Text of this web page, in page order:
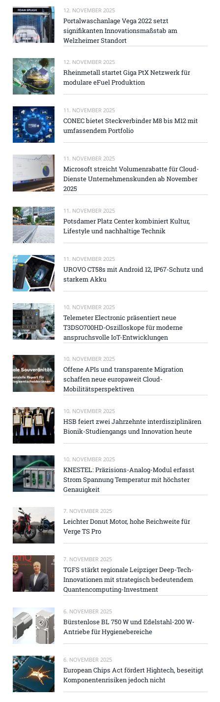
12. NOVEMBER 2025
Portalwaschanlage Vega 2022 setzt
signifikanten Innovationsmaßstab am
Welzheimer Standort
12. NOVEMBER 2025
Rheinmetall startet Giga PtX Netzwerk für
modulare eFuel Produktion
11. NOVEMBER 2025
CONEC bietet Steckverbinder M8 bis M12 mit
umfassendem Portfolio
11. NOVEMBER 2025
Microsoft streicht Volumenrabatte für Cloud-
Dienste Unternehmenskunden ab November
2025
11. NOVEMBER 2025
Potsdamer Platz Center kombiniert Kultur,
Lifestyle und nachhaltige Technik
11. NOVEMBER 2025
UROVO CT58s mit Android 12, IP67-Schutz und
starkem Akku
10. NOVEMBER 2025
Telemeter Electronic präsentiert neue
T3DSO700HD-Oszilloskope für moderne
anspruchsvolle IoT-Entwicklungen
10. NOVEMBER 2025
Offene APIs und transparente Migration
schaffen neue europaweit Cloud-
Mobilitätsperspektiven
10. NOVEMBER 2025
HSB feiert zwei Jahrzehnte interdisziplinären
Bionik-Studiengangs und Innovation heute
10. NOVEMBER 2025
KNESTEL: Präzisions-Analog-Modul erfasst
Strom Spannung Temperatur mit höchster
Genauigkeit
7. NOVEMBER 2025
Leichter Donut Motor, hohe Reichweite für
Verge TS Pro
7. NOVEMBER 2025
TGFS stärkt regionale Leipziger Deep-Tech-
Innovationen mit strategisch bedeutendem
Quantencomputing-Investment
6. NOVEMBER 2025
Bürstenlose BL 750 W und Edelstahl-200 W-
Antriebe für Hygienebereiche
6. NOVEMBER 2025
European Chips Act fördert Hightech, beseitigt
Komponentenrisiken jedoch nicht